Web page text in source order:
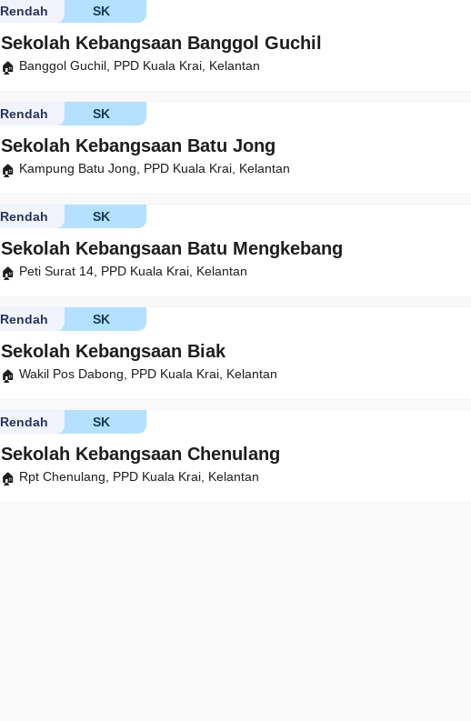
Sekolah Kebangsaan Banggol Guchil
SK
Rendah
Banggol Guchil, PPD Kuala Krai, Kelantan
Sekolah Kebangsaan Batu Jong
SK
Rendah
Kampung Batu Jong, PPD Kuala Krai, Kelantan
Sekolah Kebangsaan Batu Mengkebang
SK
Rendah
Peti Surat 14, PPD Kuala Krai, Kelantan
Sekolah Kebangsaan Biak
SK
Rendah
Wakil Pos Dabong, PPD Kuala Krai, Kelantan
Sekolah Kebangsaan Chenulang
SK
Rendah
Rpt Chenulang, PPD Kuala Krai, Kelantan